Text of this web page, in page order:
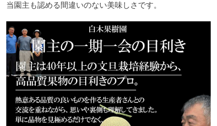
当園主も認める間違いのない美味しさです。